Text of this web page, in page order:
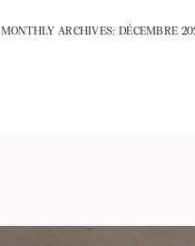
MONTHLY ARCHIVES: DÉCEMBRE